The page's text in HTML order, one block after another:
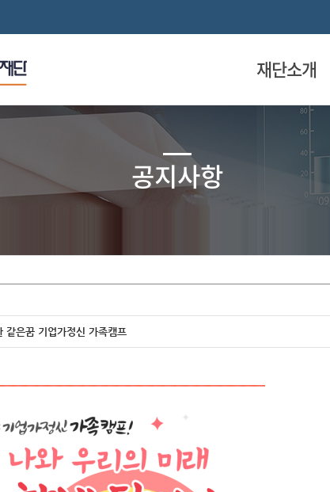
재단소개
공지사항
은꿈 기업가정신 가족캠프